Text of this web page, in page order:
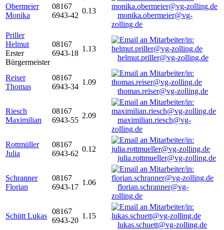
Obermeier
Monika
08167
6943-42
0.13
monika.obermeier@vg-
zolling.de
Priller
Helmut
Erster
Bürgermeister
08167
6943-18
1.13
helmut.priller@vg-zolling.de
Reiser
Thomas
08167
6943-34
1.09
thomas.reiser@vg-zolling.de
Riesch
Maximilian
08167
6943-55
2.09
maximilian.riesch@vg-
zolling.de
Rottmüller
Julia
08167
6943-62
0.12
julia.rottmueller@vg-zolling.de
Schranner
Florian
08167
6943-17
1.06
florian.schranner@vg-
zolling.de
Schütt Lukas
08167
6943-20
1.15
lukas.schuett@vg-zolling.de